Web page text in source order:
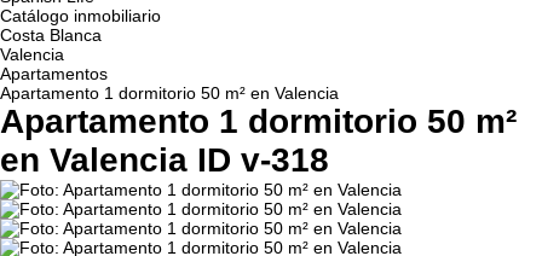
Catálogo inmobiliario
Costa Blanca
Valencia
Apartamentos
Apartamento 1 dormitorio 50 m² en Valencia
Apartamento 1 dormitorio 50 m²
en Valencia ID v-318